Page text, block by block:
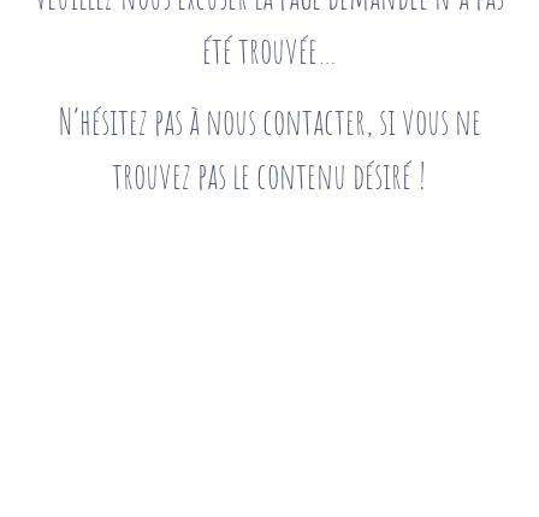
été trouvée…
N’hésitez pas à nous contacter, si vous ne
trouvez pas le contenu désiré !